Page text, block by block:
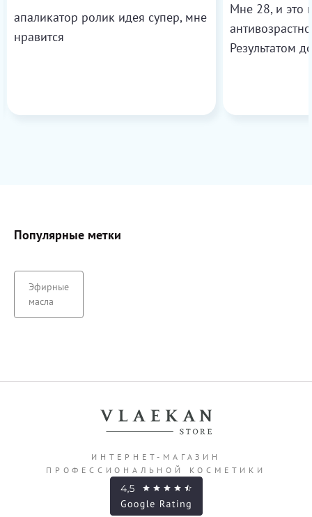
апаликатор ролик идея супер, мне
нравится
Мне 28, и это
Результатом
Популярные метки
Эфирные
масла
ИНТЕРНЕТ-МАГАЗИН
ПРОФЕССИОНАЛЬНОЙ КОСМЕТИКИ